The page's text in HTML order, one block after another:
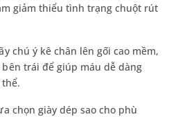
giảm thiểu tình trạng chuột rút
chú ý kê chân lên gối cao mềm,
trái để giúp máu dễ dàng
chọn giày dép sao cho phù